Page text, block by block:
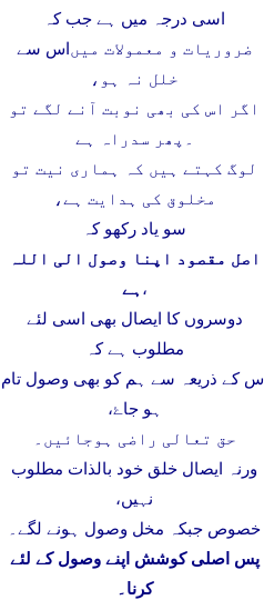
اسی درجہ میں ہے جب کہ
اس سے ضروریات و معمولات میں
خلل نہ ہو،
اگر اس کی بھی نوبت آنے لگے تو
پھر سدراہ ہے ۔
لوگ کہتے ہیں کہ ہماری نیت تو
مخلوق کی ہدایت ہے،
سو یاد رکھو کہ
اصل مقصود اپنا وصول الی اللہ
ہے ،
دوسروں کا ایصال بھی اسی لئے
مطلوب ہے کہ
اس کے ذریعہ سے ہم کو بھی وصول تام
ہو جاۓ،
حق تعالی راضی ہوجائیں۔
ورنہ ایصال خلق خود بالذات مطلوب
نہیں،
خصوص جبکہ مخل وصول ہونے لگے۔
پس اصلی کوشش اپنے وصول کے لئے
کرنا۔